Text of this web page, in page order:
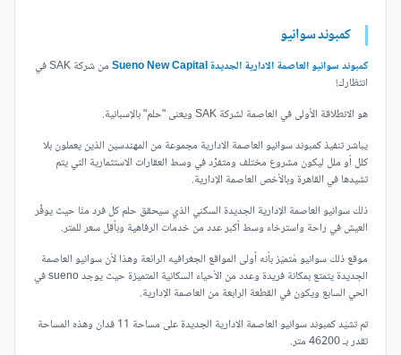
كمبوند سوانيو
كمبوند سوانيو العاصمة الادارية الجديدة Sueno New Capital
من شركة SAK في
انتظارك!
هو الانطلاقة الأولى في العاصمة لشركة SAK ويعنى "حلم" بالإسبانية.
يباشر تنفيذ كمبوند سوانيو العاصمة الادارية مجموعة من المهندسين الذين يعملون بلا
كلل أو ملل ليكون مشروع مختلف ومتفرِّد في وسط العقارات الاستثمارية التي يتم
تشيدها في القاهرة وبالأخص العاصمة الإدارية.
ذلك سوانيو العاصمة الإدارية الجديدة السكني الذي سيحقق حلم كل فرد منّا حيث يوفِّر
العيش في راحة واسترخاء وسط أكبر عدد من خدمات الرفاهية وبأقل سعر للمتر.
موقع ذلك سوانيو مُتميّز بأنه أولى المواقع الجغرافيه الرائعة وهذا لأن سوانيو العاصمة
الجديدة يتمتع بمكانة فريدة وعدد من الأحياء السكانية المتميزة حيث يوجد sueno في
الحي السابع ويكون في القطعة الرابعة من العاصمة الإدارية.
تم تشيّد كمبوند سوانيو العاصمة الادارية الجديدة على مساحة 11 فدان وهذه المساحة
تقدر بـ 46200 متر.